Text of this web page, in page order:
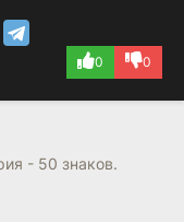
0 0
- 50 знаков.